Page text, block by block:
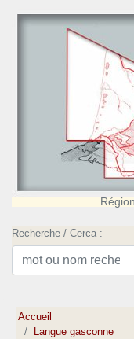
Recherche / Cerca :
Accueil
Langue gasconne